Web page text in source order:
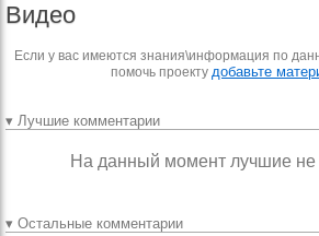
Видео
Если у вас имеются знания\информация по
помочь проекту добавьте
▾ Лучшие комментарии
На данный момент лучшие
▾ Остальные комментарии